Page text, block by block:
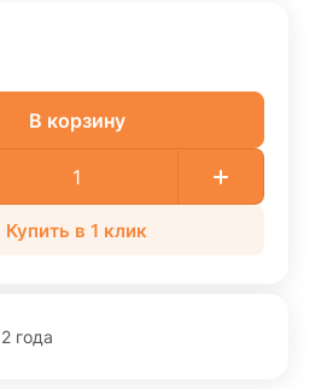
В корзину
Купить в 1 клик
года